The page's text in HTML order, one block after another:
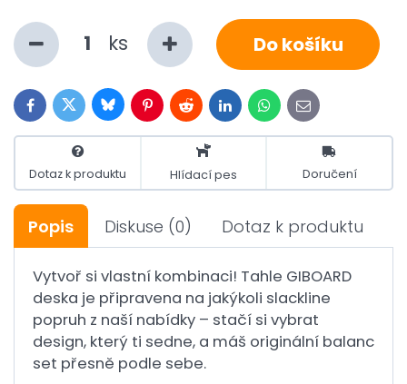
ks Do košíku
FacebookTwitterBlueskyPinterestRedditLinkedInWhatsApp
E-
mail
Dotaz k produktu Hlídací pes Doručení
Popis Diskuse (0) Dotaz k produktu
Vytvoř si vlastní kombinaci! Tahle GIBOARD
deska je připravena na jakýkoli slackline
popruh z naší nabídky – stačí si vybrat
design, který ti sedne, a máš originální balanc
set přesně podle sebe.